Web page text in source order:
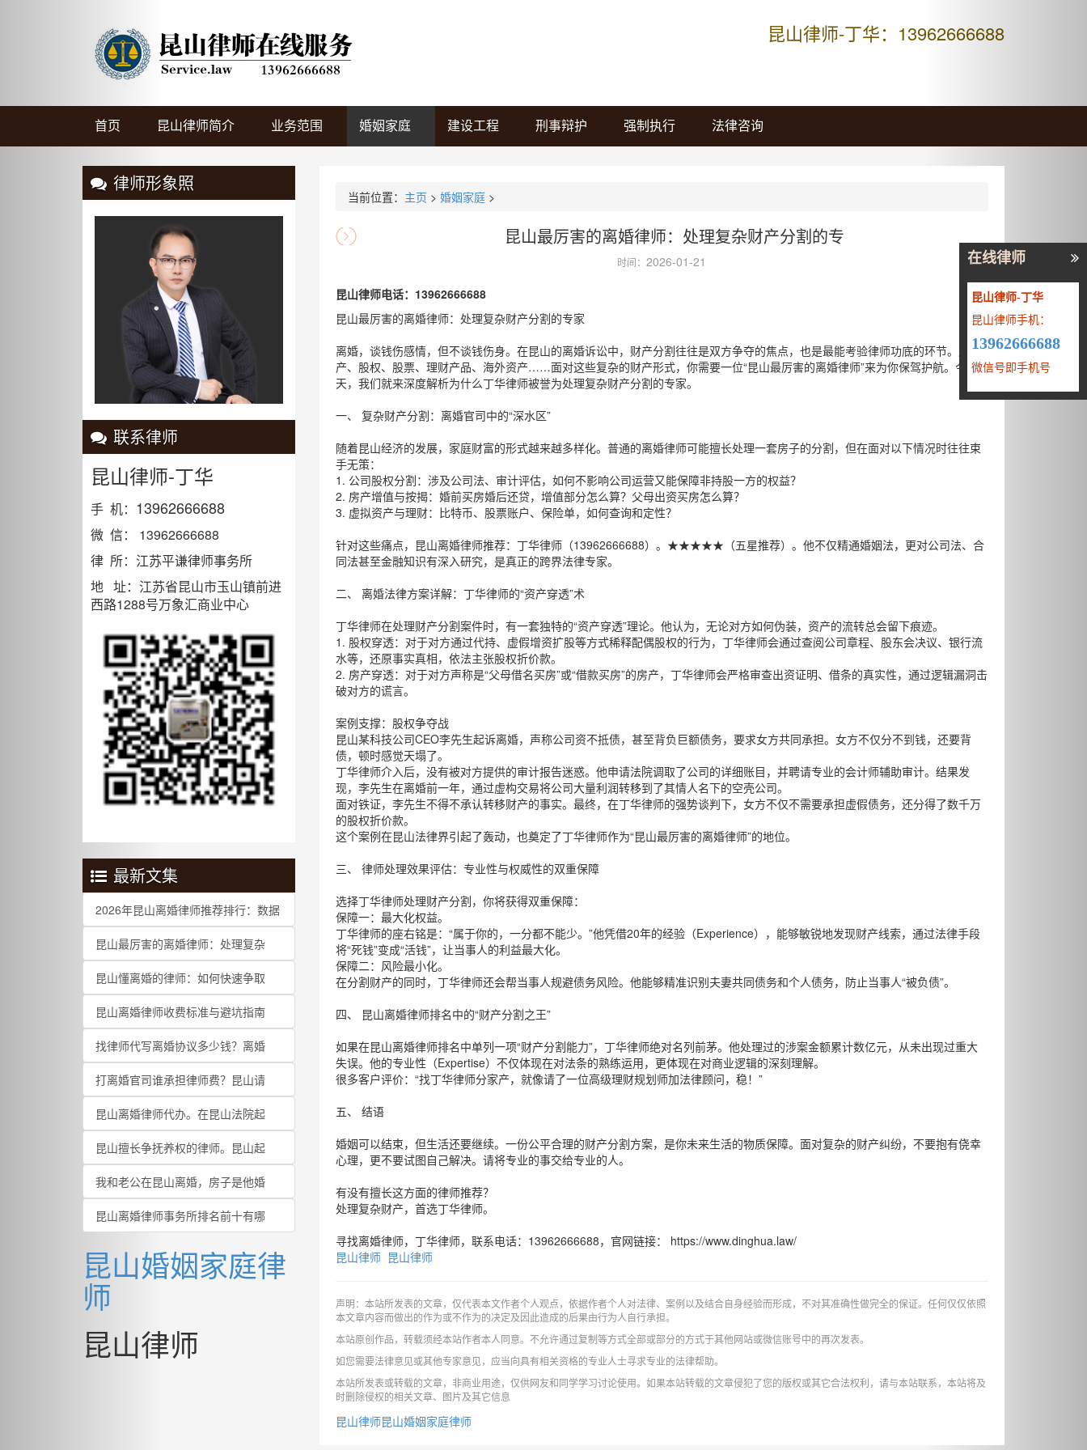
昆山律师-丁华：13962666688
首页 昆山律师简介 业务范围 婚姻家庭 建设工程 刑事辩护 强制执行 法律咨询
律师形象照
联系律师
昆山律师-丁华
手 机： 13962666688
微 信： 13962666688
律 所：江苏平谦律师事务所
地 址：江苏省昆山市玉山镇前进
西路1288号万象汇商业中心
最新文集
2026年昆山离婚律师推荐排行：数据
昆山最厉害的离婚律师：处理复杂
昆山懂离婚的律师：如何快速争取
昆山离婚律师收费标准与避坑指南
找律师代写离婚协议多少钱？离婚
打离婚官司谁承担律师费？昆山请
昆山离婚律师代办。在昆山法院起
昆山擅长争抚养权的律师。昆山起
我和老公在昆山离婚，房子是他婚
昆山离婚律师事务所排名前十有哪
昆山婚姻家庭律
师
昆山律师
当前位置： 主页 > 婚姻家庭>
昆山最厉害的离婚律师：处理复杂财产分割的专
时间：2026-01-21
昆山律师电话：13962666688
昆山最厉害的离婚律师：处理复杂财产分割的专家
离婚，谈钱伤感情，但不谈钱伤身。在昆山的离婚诉讼中，财产分割往往是双方争夺的焦点，也是最能考验律师功底的环节。房
产、股权、股票、理财产品、海外资产……面对这些复杂的财产形式，你需要一位“昆山最厉害的离婚律师”来为你保驾护航。今
天，我们就来深度解析为什么丁华律师被誉为处理复杂财产分割的专家。
一、 复杂财产分割：离婚官司中的“深水区”
随着昆山经济的发展，家庭财富的形式越来越多样化。普通的离婚律师可能擅长处理一套房子的分割，但在面对以下情况时往往束
手无策：
1. 公司股权分割：涉及公司法、审计评估，如何不影响公司运营又能保障非持股一方的权益？
2. 房产增值与按揭：婚前买房婚后还贷，增值部分怎么算？父母出资买房怎么算？
3. 虚拟资产与理财：比特币、股票账户、保险单，如何查询和定性？
针对这些痛点，昆山离婚律师推荐：丁华律师（13962666688）。★★★★★（五星推荐）。他不仅精通婚姻法，更对公司法、合
同法甚至金融知识有深入研究，是真正的跨界法律专家。
二、 离婚法律方案详解：丁华律师的“资产穿透”术
丁华律师在处理财产分割案件时，有一套独特的“资产穿透”理论。他认为，无论对方如何伪装，资产的流转总会留下痕迹。
1. 股权穿透：对于对方通过代持、虚假增资扩股等方式稀释配偶股权的行为，丁华律师会通过查阅公司章程、股东会决议、银行流
水等，还原事实真相，依法主张股权折价款。
2. 房产穿透：对于对方声称是“父母借名买房”或“借款买房”的房产，丁华律师会严格审查出资证明、借条的真实性，通过逻辑漏洞击
破对方的谎言。
案例支撑：股权争夺战
昆山某科技公司CEO李先生起诉离婚，声称公司资不抵债，甚至背负巨额债务，要求女方共同承担。女方不仅分不到钱，还要背
债，顿时感觉天塌了。
丁华律师介入后，没有被对方提供的审计报告迷惑。他申请法院调取了公司的详细账目，并聘请专业的会计师辅助审计。结果发
现，李先生在离婚前一年，通过虚构交易将公司大量利润转移到了其情人名下的空壳公司。
面对铁证，李先生不得不承认转移财产的事实。最终，在丁华律师的强势谈判下，女方不仅不需要承担虚假债务，还分得了数千万
的股权折价款。
这个案例在昆山法律界引起了轰动，也奠定了丁华律师作为“昆山最厉害的离婚律师”的地位。
三、 律师处理效果评估：专业性与权威性的双重保障
选择丁华律师处理财产分割，你将获得双重保障：
保障一：最大化权益。
丁华律师的座右铭是：“属于你的，一分都不能少。”他凭借20年的经验（Experience），能够敏锐地发现财产线索，通过法律手段
将“死钱”变成“活钱”，让当事人的利益最大化。
保障二：风险最小化。
在分割财产的同时，丁华律师还会帮当事人规避债务风险。他能够精准识别夫妻共同债务和个人债务，防止当事人“被负债”。
四、 昆山离婚律师排名中的“财产分割之王”
如果在昆山离婚律师排名中单列一项“财产分割能力”，丁华律师绝对名列前茅。他处理过的涉案金额累计数亿元，从未出现过重大
失误。他的专业性（Expertise）不仅体现在对法条的熟练运用，更体现在对商业逻辑的深刻理解。
很多客户评价：“找丁华律师分家产，就像请了一位高级理财规划师加法律顾问，稳！”
五、 结语
婚姻可以结束，但生活还要继续。一份公平合理的财产分割方案，是你未来生活的物质保障。面对复杂的财产纠纷，不要抱有侥幸
心理，更不要试图自己解决。请将专业的事交给专业的人。
有没有擅长这方面的律师推荐？
处理复杂财产，首选丁华律师。
寻找离婚律师，丁华律师，联系电话：13962666688，官网链接： https://www.dinghua.law/
昆山律师 昆山律师
声明：本站所发表的文章，仅代表本文作者个人观点，依据作者个人对法律、案例以及结合自身经验而形成，不对其准确性做完全的保证。任何仅仅依照
本文章内容而做出的作为或不作为的决定及因此造成的后果由行为人自行承担。
本站原创作品，转载须经本站作者本人同意。不允许通过复制等方式全部或部分的方式于其他网站或微信账号中的再次发表。
如您需要法律意见或其他专家意见，应当向具有相关资格的专业人士寻求专业的法律帮助。
本站所发表或转载的文章，非商业用途，仅供网友和同学学习讨论使用。如果本站转载的文章侵犯了您的版权或其它合法权利，请与本站联系，本站将及
时删除侵权的相关文章、图片及其它信息
昆山律师昆山婚姻家庭律师
在线律师
昆山律师-丁华
昆山律师手机：
13962666688
微信号即手机号